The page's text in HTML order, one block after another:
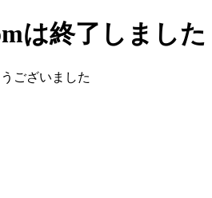
は終了しました
ございました